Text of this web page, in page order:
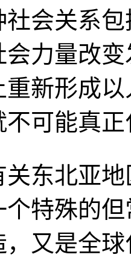
社会关系
会力量改
重新形成
不可能真
关东北亚
个特殊的
，又是全